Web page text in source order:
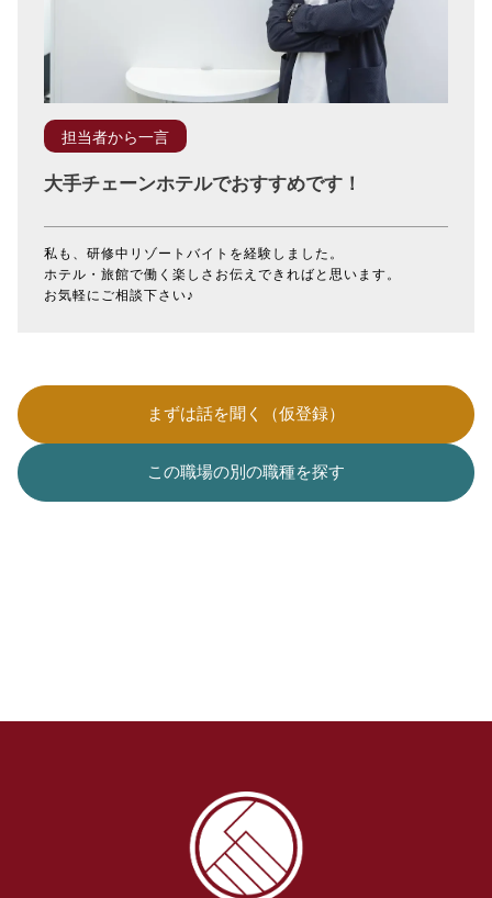
担当者から一言
大手チェーンホテルでおすすめです！
私も、研修中リゾートバイトを経験しました。
ホテル・旅館で働く楽しさお伝えできればと思います。
お気軽にご相談下さい♪
まずは話を聞く（仮登録）
この職場の別の職種を探す